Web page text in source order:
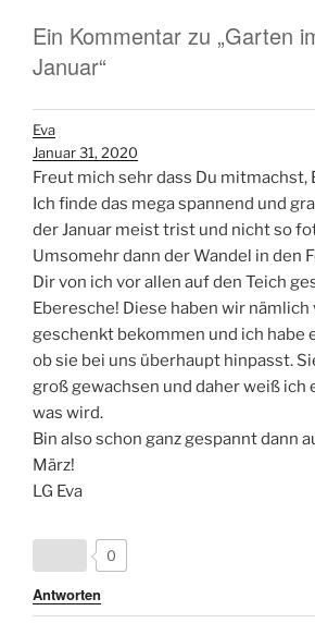
Ein Kommentar zu „Garten
Januar“
Eva
Januar 31, 2020
Freut mich sehr dass Du mitmachst,
Ich finde das mega spannend und
der Januar meist trist und nicht so
Umsomehr dann der Wandel in den
Dir von ich vor allen auf den Teich
Eberesche! Diese haben wir nämlich
geschenkt bekommen und ich habe
ob sie bei uns überhaupt hinpasst.
groß gewachsen und daher weiß ich
was wird.
Bin also schon ganz gespannt dann
März!
LG Eva
0
Antworten